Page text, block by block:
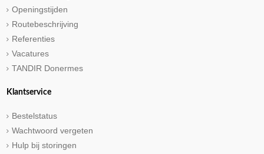
Openingstijden
Routebeschrijving
Referenties
Vacatures
TANDIR Donermes
Klantservice
Bestelstatus
Wachtwoord vergeten
Hulp bij storingen